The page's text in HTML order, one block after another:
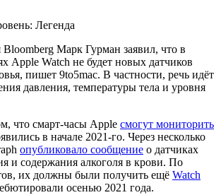
Легенда
Марк Гурман заявил, что в
Apple Watch не будет новых датчиков
пишет 9to5mac. В частности, речь идёт
давления, температуры тела и уровня
что смарт-часы Apple смогут мониторить
в начале 2021-го. Через несколько
опубликовало сообщение о датчиках
и содержания алкоголя в крови. По
их должны были получить ещё Watch
осенью 2021 года.